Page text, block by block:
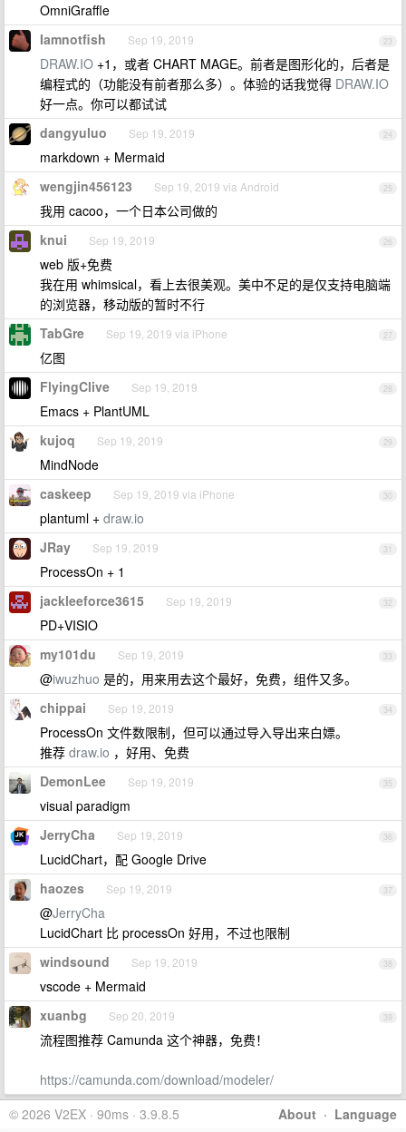
OmniGraffle
23
Iamnotfish Sep 19, 2019
DRAW.IO +1，或者 CHART MAGE。前者是图形化的，后者是
编程式的（功能没有前者那么多）。体验的话我觉得 DRAW.IO
好一点。你可以都试试
24
dangyuluo Sep 19, 2019
markdown + Mermaid
25
wengjin456123 Sep 19, 2019 via Android
我用 cacoo，一个日本公司做的
26
knui Sep 19, 2019
web 版+免费
我在用 whimsical，看上去很美观。美中不足的是仅支持电脑端
的浏览器，移动版的暂时不行
27
TabGre Sep 19, 2019 via iPhone
亿图
28
FlyingClive Sep 19, 2019
Emacs + PlantUML
29
kujoq Sep 19, 2019
MindNode
30
caskeep Sep 19, 2019 via iPhone
plantuml + draw.io
31
JRay Sep 19, 2019
ProcessOn + 1
32
jackleeforce3615 Sep 19, 2019
PD+VISIO
33
my101du Sep 19, 2019
@iwuzhuo 是的，用来用去这个最好，免费，组件又多。
34
chippai Sep 19, 2019
ProcessOn 文件数限制，但可以通过导入导出来白嫖。
推荐 draw.io ，好用、免费
35
DemonLee Sep 19, 2019
visual paradigm
36
JerryCha Sep 19, 2019
LucidChart，配 Google Drive
37
haozes Sep 19, 2019
@JerryCha
LucidChart 比 processOn 好用，不过也限制
38
windsound Sep 19, 2019
vscode + Mermaid
39
xuanbg Sep 20, 2019
流程图推荐 Camunda 这个神器，免费！
https://camunda.com/download/modeler/
About · Language
© 2026 V2EX · 90ms · 3.9.8.5